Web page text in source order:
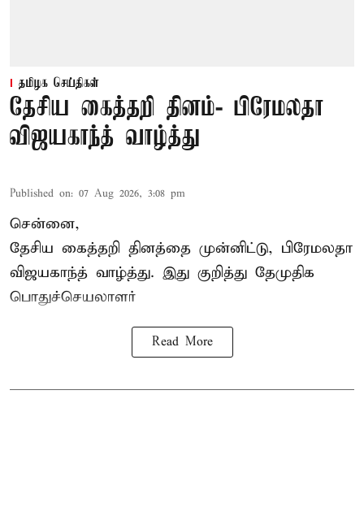
தமிழக செய்திகள்
தேசிய கைத்தறி தினம்- பிரேமலதா
விஜயகாந்த் வாழ்த்து
Published on: 07 Aug 2026, 3:08 pm
சென்னை,
தேசிய கைத்தறி தினத்தை முன்னிட்டு, பிரேமலதா
விஜயகாந்த் வாழ்த்து. இது குறித்து தேமுதிக
பொதுச்செயலாளர்
Read More